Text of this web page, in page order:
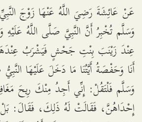
عَنْ عَائِشَةَ رَضِيَ اللَّهُ عَنْهَا زَوْجَ
وَسَلَّم تُخْبِرُ أَنَّ النَّبِيَّ صَلَّى اللَّهُ
عِنْدَ زَيْنَبَ بِنْتِ جَحْشٍ فَيَشْرَبُ
أَنَا وَحَفْصَةُ أَيَّتُنَا مَا دَخَلَ عَلَيْهَا
وَسَلَّم فَلْتَقُلْ: إِنِّي أَجِدُ مِنْكَ رِيحَ
إِحْدَاهُنَّ، فَقَالَتْ لَهُ ذَلِكَ، فَقَالَ: